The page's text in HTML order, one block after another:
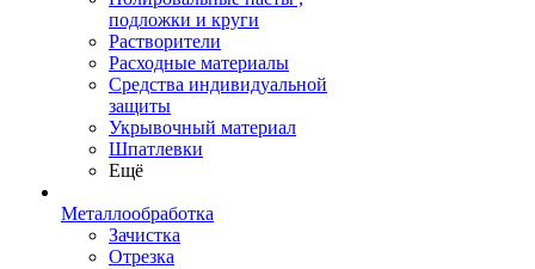
подложки и круги
Растворители
Расходные материалы
Средства индивидуальной
защиты
Укрывочный материал
Шпатлевки
Ещё
Металлообработка
Зачистка
Отрезка